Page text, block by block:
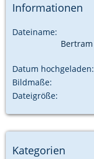
Informationen
Dateiname
Bertram
Datum hochgeladen
Bildmaße
Dateigröße
Kategorien